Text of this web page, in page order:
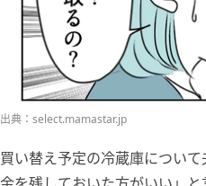
出典：select.mamastar.jp
買い替え予定の冷蔵庫につい